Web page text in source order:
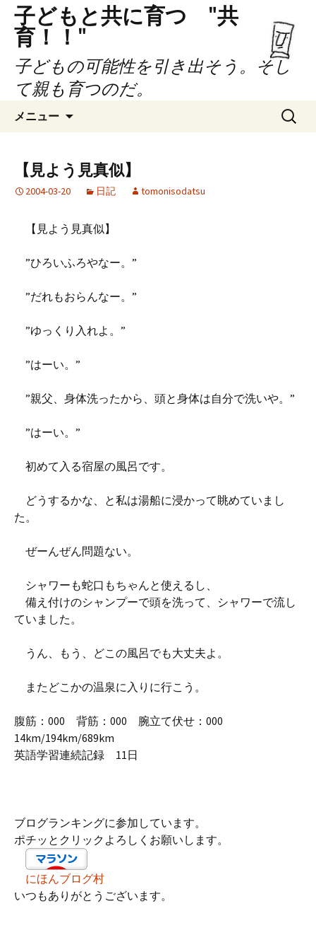
子どもと共に育つ "共
育！！"
子どもの可能性を引き出そう。そし
て親も育つのだ。
メニュー
ン
ツ
キ
プ
検
索:
【見よう見真似】
2004-03-20 日記 tomonisodatsu
【見よう見真似】
”ひろいふろやなー。”
”だれもおらんなー。”
”ゆっくり入れよ。”
”はーい。”
”親父、身体洗ったから、頭と身体は自分で洗いや。”
”はーい。”
初めて入る宿屋の風呂です。
どうするかな、と私は湯船に浸かって眺めていまし
た。
ぜーんぜん問題ない。
シャワーも蛇口もちゃんと使えるし、
備え付けのシャンプーで頭を洗って、シャワーで流し
ていました。
うん、もう、どこの風呂でも大丈夫よ。
またどこかの温泉に入りに行こう。
腹筋：000 背筋：000 腕立て伏せ：000
14km/194km/689km
英語学習連続記録 11日
ブログランキングに参加しています。
ポチッとクリックよろしくお願いします。
にほんブログ村
いつもありがとうございます。